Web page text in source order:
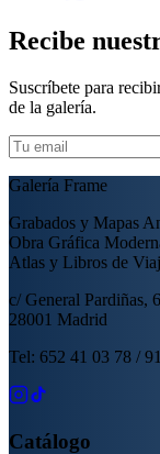
Recibe
Suscríbete para
de la galería.
Galería Frame
Grabados y Mapas
Obra Gráfica
Atlas y Libros de
c/ General Pardiñas,
28001 Madrid
Tel: 652 41 03 78 /
Catálogo